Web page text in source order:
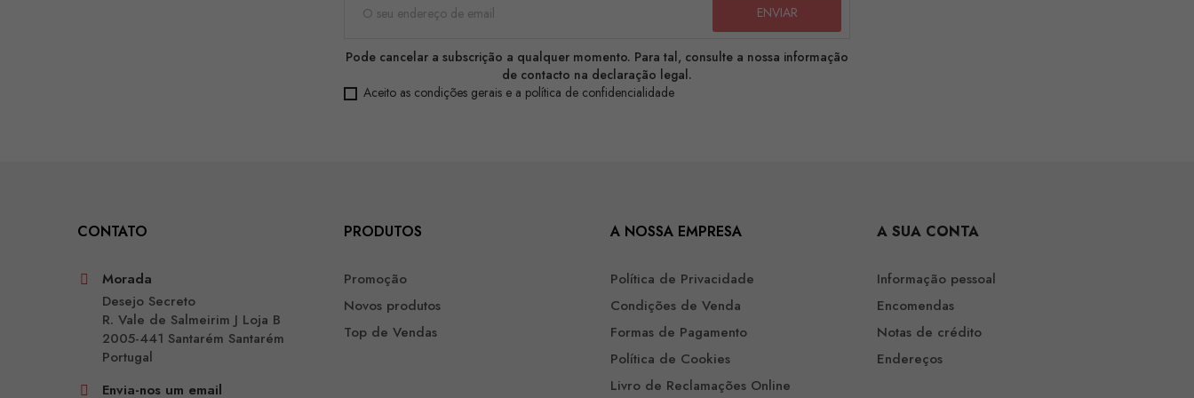
Pode cancelar a subscrição a qualquer momento. Para tal, consulte a nossa informação
de contacto na declaração legal.
Aceito as condições gerais e a política de confidencialidade
CONTATO
Morada
Desejo Secreto
R. Vale de Salmeirim J Loja B
2005-441 Santarém Santarém
Portugal
Envia-nos um email
PRODUTOS
Promoção
Novos produtos
Top de Vendas
A NOSSA EMPRESA
Política de Privacidade
Condições de Venda
Formas de Pagamento
Política de Cookies
Livro de Reclamações Online
A SUA CONTA
Informação pessoal
Encomendas
Notas de crédito
Endereços